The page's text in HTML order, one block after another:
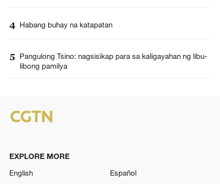
4 Habang buhay na katapatan
5
Pangulong Tsino: nagsisikap para sa kaligayahan ng libu-
libong pamilya
EXPLORE MORE
English
Español